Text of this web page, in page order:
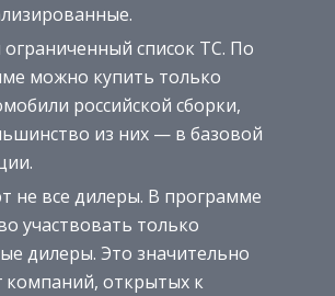
ограниченный список ТС. По
можно купить только
российской сборки,
из них — в базовой
не все дилеры. В программе
участвовать только
дилеры. Это значительно
компаний, открытых к